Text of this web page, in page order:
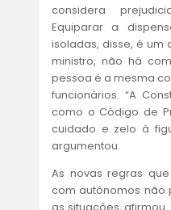
considera
Equiparar a
isoladas, disse, é um
ministro, não há
pessoa é a mesma
funcionários. “A
como o Código de
cuidado e zelo à
argumentou.
As novas regras
com autônomos não